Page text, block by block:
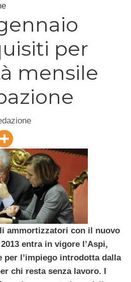
per
mensile
ammortizzatori con il nuovo
entra in vigore l’Aspi,
per l’impiego introdotta dalla
chi resta senza lavoro. I